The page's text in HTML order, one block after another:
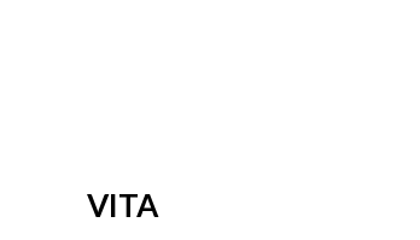
VITA